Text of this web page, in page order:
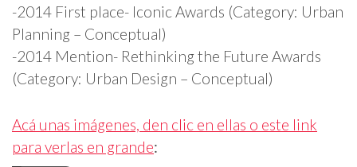
-2014 First place- Iconic Awards (Category: Urban
Planning – Conceptual)
-2014 Mention- Rethinking the Future Awards
(Category: Urban Design – Conceptual)
Acá unas imágenes, den clic en ellas o este link
para verlas en grande: